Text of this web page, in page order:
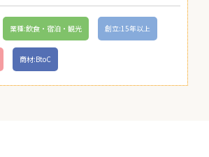
業種:飲食・宿泊・観光 創立:15年以上
商材:BtoC